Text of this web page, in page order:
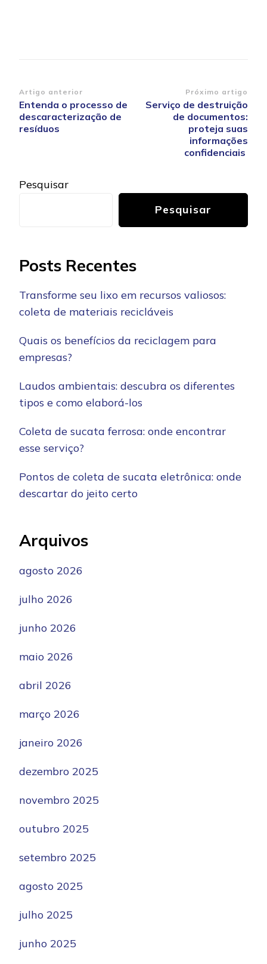
Navegação
de
post
Artigo anterior
Entenda o processo de
descaracterização de
resíduos
Próximo artigo
Serviço de destruição
de documentos:
proteja suas
informações
confidenciais
Pesquisar
Pesquisar
Posts Recentes
Transforme seu lixo em recursos valiosos:
coleta de materiais recicláveis
Quais os benefícios da reciclagem para
empresas?
Laudos ambientais: descubra os diferentes
tipos e como elaborá-los
Coleta de sucata ferrosa: onde encontrar
esse serviço?
Pontos de coleta de sucata eletrônica: onde
descartar do jeito certo
Arquivos
agosto 2026
julho 2026
junho 2026
maio 2026
abril 2026
março 2026
janeiro 2026
dezembro 2025
novembro 2025
outubro 2025
setembro 2025
agosto 2025
julho 2025
junho 2025